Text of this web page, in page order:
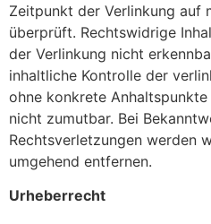
Zeitpunkt der Verlinkung auf
überprüft. Rechtswidrige
der Verlinkung nicht
inhaltliche Kontrolle der
ohne konkrete
nicht zumutbar. Bei
Rechtsverletzungen werden
umgehend entfernen.
Urheberrecht